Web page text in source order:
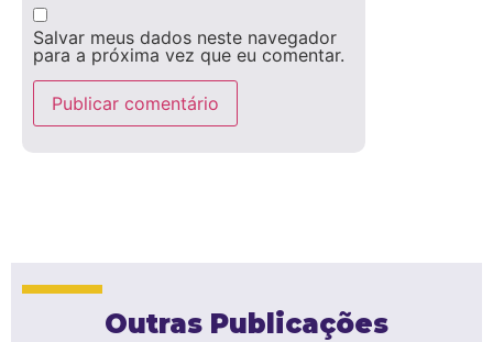
Salvar meus dados neste navegador
para a próxima vez que eu comentar.
Outras Publicações